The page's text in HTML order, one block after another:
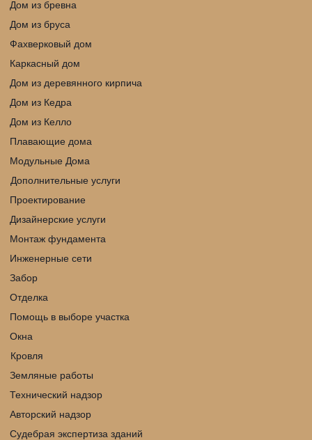
Дом из бревна
Дом из бруса
Фахверковый дом
Каркасный дом
Дом из деревянного кирпича
Дом из Кедра
Дом из Келло
Плавающие дома
Модульные Дома
Дополнительные услуги
Проектирование
Дизайнерские услуги
Монтаж фундамента
Инженерные сети
Забор
Отделка
Помощь в выборе участка
Окна
Кровля
Земляные работы
Технический надзор
Авторский надзор
Судебрая экспертиза зданий